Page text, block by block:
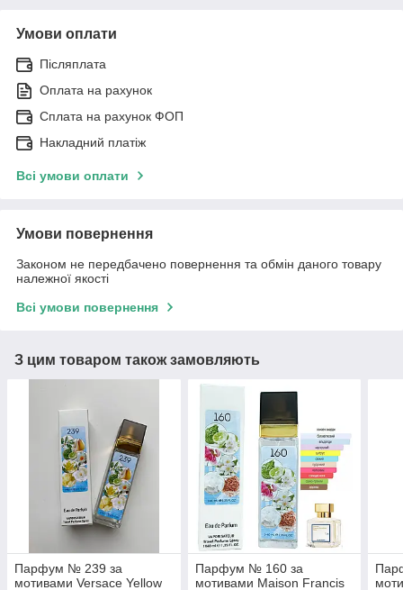
Умови оплати
Післяплата
Оплата на рахунок
Сплата на рахунок ФОП
Накладний платіж
Всі умови оплати
Умови повернення
Законом не передбачено повернення та обмін даного товару
належної якості
Всі умови повернення
З цим товаром також замовляють
Парфум № 239 за
мотивами Versace Yellow
Парфум № 160 за
мотивами Maison Francis